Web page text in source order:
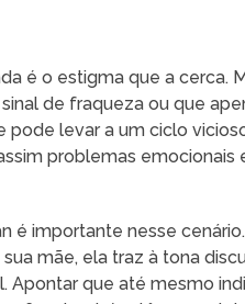
é o estigma que a cerca.
de fraqueza ou que
pode levar a um ciclo
problemas
é importante nesse
mãe, ela traz à tona
Apontar que até mesmo